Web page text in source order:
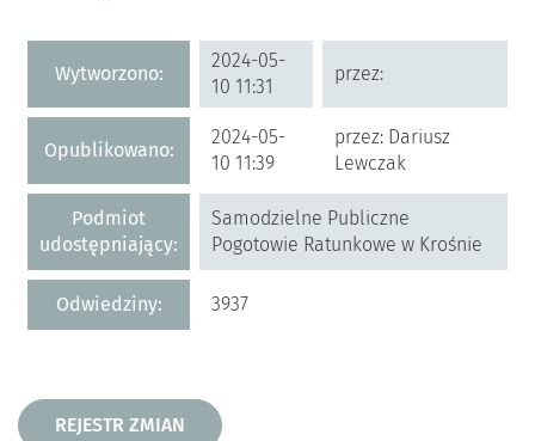
Metryczka
Wytworzono:
2024-05-
10 11:31
przez:
Opublikowano:
2024-05-
10 11:39
przez: Dariusz
Lewczak
Podmiot
udostępniający:
Samodzielne Publiczne
Pogotowie Ratunkowe w Krośnie
Odwiedziny: 3937
Rejestr zmian
REJESTR ZMIAN